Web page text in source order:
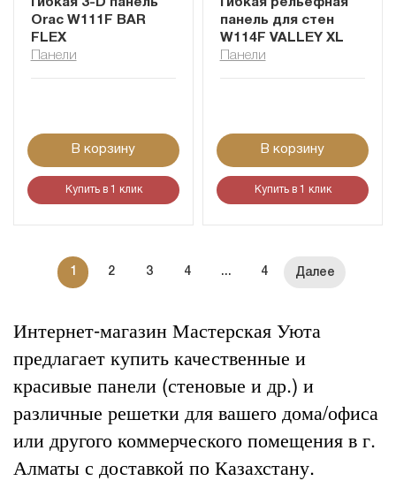
Гибкая 3-D панель
Orac W111F BAR
FLEX
Панели
В корзину
Купить в 1 клик
Гибкая рельефная
панель для стен
W114F VALLEY XL
Панели
В корзину
Купить в 1 клик
1 2 3 4 ... 4
Интернет-магазин Мастерская Уюта
предлагает купить качественные и
красивые панели (стеновые и др.) и
различные решетки для вашего дома/офиса
или другого коммерческого помещения в г.
Алматы с доставкой по Казахстану.